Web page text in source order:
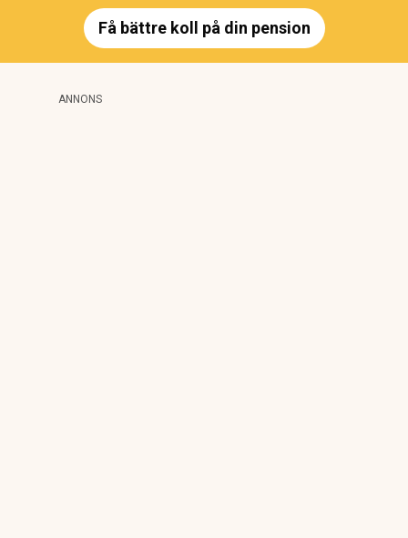
Få bättre koll på din pension
ANNONS